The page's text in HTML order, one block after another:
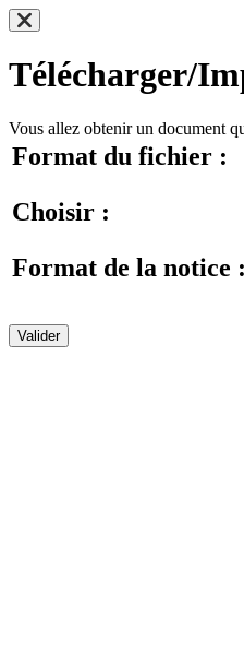
Télécharger/
Vous allez obtenir un document
Format du fichier :
Choisir :
Format de la notice :